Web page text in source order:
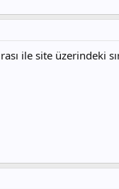
ile site üzerindeki